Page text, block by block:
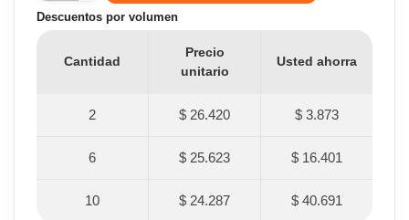
Descuentos por volumen
Cantidad
Precio
unitario
Usted ahorra
2 $ 26.420 $ 3.873
6 $ 25.623 $ 16.401
10 $ 24.287 $ 40.691